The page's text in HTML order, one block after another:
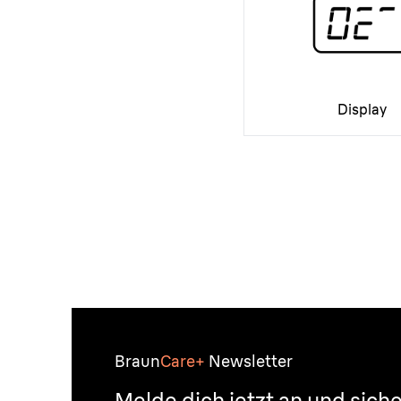
Display
BraunCare+ Newsletter